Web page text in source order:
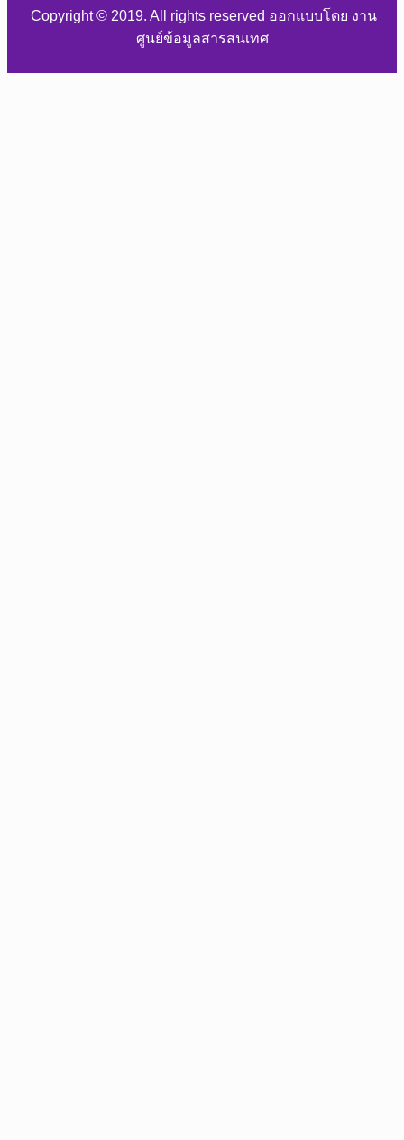
Copyright © 2019. All rights reserved ออกแบบโดย งาน
ศูนย์ข้อมูลสารสนเทศ